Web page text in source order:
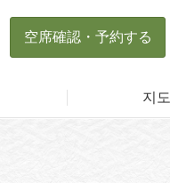
空席確認・予約する
지도